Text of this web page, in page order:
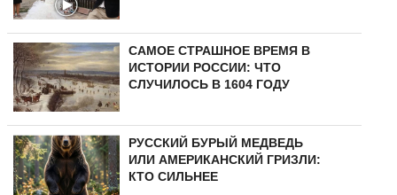
САМОЕ СТРАШНОЕ ВРЕМЯ В
ИСТОРИИ РОССИИ: ЧТО
СЛУЧИЛОСЬ В 1604 ГОДУ
РУССКИЙ БУРЫЙ МЕДВЕДЬ
ИЛИ АМЕРИКАНСКИЙ ГРИЗЛИ:
КТО СИЛЬНЕЕ